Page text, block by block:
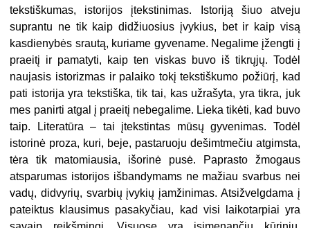
tekstiškumas, istorijos įtekstinimas. Istoriją šiuo atveju
suprantu ne tik kaip didžiuosius įvykius, bet ir kaip visą
kasdienybės srautą, kuriame gyvename. Negalime įžengti į
praeitį ir pamatyti, kaip ten viskas buvo iš tikrųjų. Todėl
naujasis istorizmas ir palaiko tokį tekstiškumo požiūrį, kad
pati istorija yra tekstiška, tik tai, kas užrašyta, yra tikra, juk
mes panirti atgal į praeitį nebegalime. Lieka tikėti, kad buvo
taip. Literatūra – tai įtekstintas mūsų gyvenimas. Todėl
istorinė proza, kuri, beje, pastaruoju dešimtmečiu atgimsta,
tėra tik matomiausia, išorinė pusė. Paprasto žmogaus
atsparumas istorijos išbandymams ne mažiau svarbus nei
vadų, didvyrių, svarbių įvykių įamžinimas. Atsižvelgdama į
pateiktus klausimus pasakyčiau, kad visi laikotarpiai yra